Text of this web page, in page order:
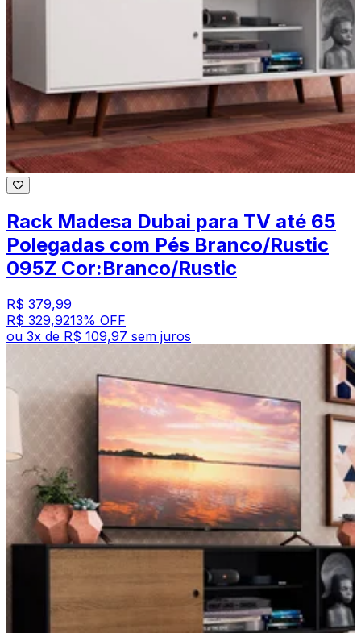
Rack Madesa Dubai para TV até 65
Polegadas com Pés Branco/Rustic
095Z Cor:Branco/Rustic
R$ 379,99
R$ 329,9213% OFF
ou 3x de R$ 109,97 sem juros